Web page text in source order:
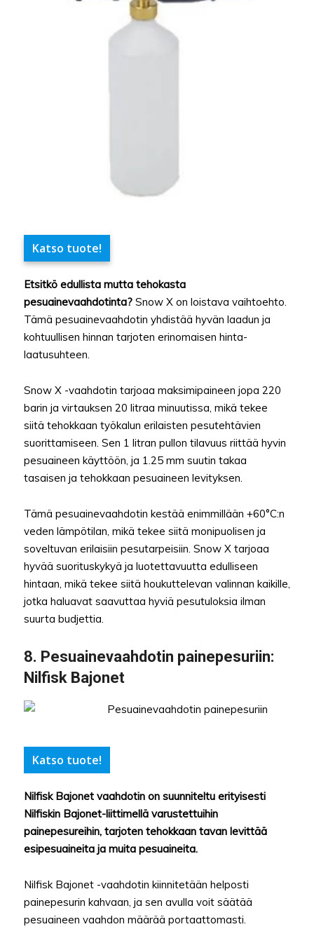
Katso tuote!
Etsitkö edullista mutta tehokasta
pesuainevaahdotinta? Snow X on loistava vaihtoehto.
Tämä pesuainevaahdotin yhdistää hyvän laadun ja
kohtuullisen hinnan tarjoten erinomaisen hinta-
laatusuhteen.
Snow X -vaahdotin tarjoaa maksimipaineen jopa 220
barin ja virtauksen 20 litraa minuutissa, mikä tekee
siitä tehokkaan työkalun erilaisten pesutehtävien
suorittamiseen. Sen 1 litran pullon tilavuus riittää hyvin
pesuaineen käyttöön, ja 1.25 mm suutin takaa
tasaisen ja tehokkaan pesuaineen levityksen.
Tämä pesuainevaahdotin kestää enimmillään +60°C:n
veden lämpötilan, mikä tekee siitä monipuolisen ja
soveltuvan erilaisiin pesutarpeisiin. Snow X tarjoaa
hyvää suorituskykyä ja luotettavuutta edulliseen
hintaan, mikä tekee siitä houkuttelevan valinnan kaikille,
jotka haluavat saavuttaa hyviä pesutuloksia ilman
suurta budjettia.
8. Pesuainevaahdotin painepesuriin:
Nilfisk Bajonet
Katso tuote!
Nilfisk Bajonet vaahdotin on suunniteltu erityisesti
Nilfiskin Bajonet-liittimellä varustettuihin
painepesureihin, tarjoten tehokkaan tavan levittää
esipesuaineita ja muita pesuaineita.
Nilfisk Bajonet -vaahdotin kiinnitetään helposti
painepesurin kahvaan, ja sen avulla voit säätää
pesuaineen vaahdon määrää portaattomasti.